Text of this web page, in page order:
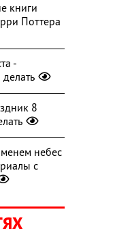
книги
Поттера
-
8
небес
с